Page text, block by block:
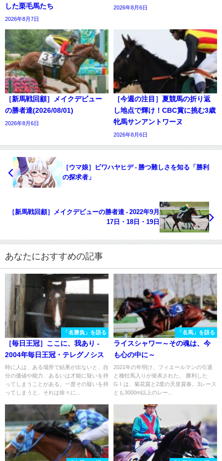
した栗毛馬たち
2026年8月7日
2026年8月6日
［新馬戦回顧］メイクデビュー
の勝者達(2026/08/01)
2026年8月6日
［今週の注目］夏競馬の折り返
し地点で輝け！CBC賞に挑む3歳
牝馬サンアントワーヌ
2026年8月6日
［ウマ娘］ビワハヤヒデ - 勝つ難しさを知る「勝利
の探求者」
［新馬戦回顧］メイクデビューの勝者達 - 2022年9月
17日・18日・19日
あなたにおすすめの記事
「名勝負」を語る
［毎日王冠］ここに、我あり -
2004年毎日王冠・テレグノシス
時に人は、ある場所で結果が出ないと、自
分の価値や能力、あるいは才能に疑いを持
ってしまうことがある。一度その疑いを持
ってしまうと、それは徐々に...
「名馬」を語る
ライスシャワー～その魂は、今
も心の中に～
2021年の年明け、フィエールマンの引退
と種牡馬入りが発表された。 勝利した
GⅠは、菊花賞と2度の天皇賞春。3レース
とも3000m以上のレー...